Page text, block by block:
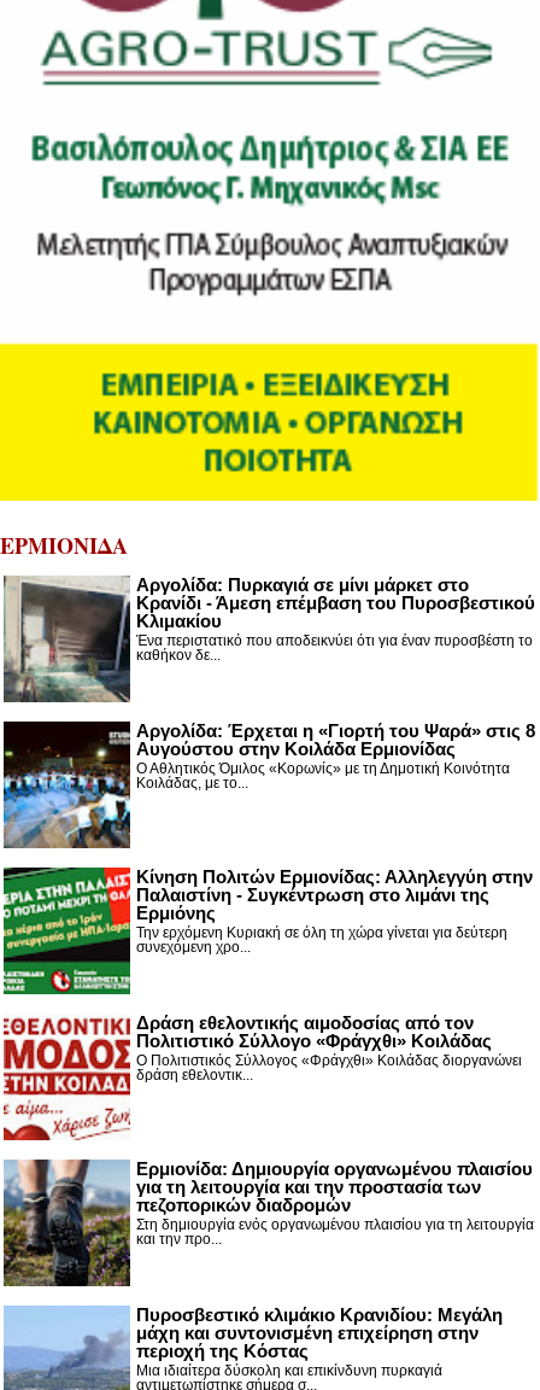
ΕΡΜΙΟΝΙΔΑ
Αργολίδα: Πυρκαγιά σε μίνι μάρκετ στο
Κρανίδι - Άμεση επέμβαση του Πυροσβεστικού
Κλιμακίου
Ένα περιστατικό που αποδεικνύει ότι για έναν πυροσβέστη το
καθήκον δε...
Αργολίδα: Έρχεται η «Γιορτή του Ψαρά» στις 8
Αυγούστου στην Κοιλάδα Ερμιονίδας
Ο Αθλητικός Όμιλος «Κορωνίς» με τη Δημοτική Κοινότητα
Κοιλάδας, με το...
Κίνηση Πολιτών Ερμιονίδας: Αλληλεγγύη στην
Παλαιστίνη - Συγκέντρωση στο λιμάνι της
Ερμιόνης
Την ερχόμενη Κυριακή σε όλη τη χώρα γίνεται για δεύτερη
συνεχόμενη χρο...
Δράση εθελοντικής αιμοδοσίας από τον
Πολιτιστικό Σύλλογο «Φράγχθι» Κοιλάδας
Ο Πολιτιστικός Σύλλογος «Φράγχθι» Κοιλάδας διοργανώνει
δράση εθελοντικ...
Ερμιονίδα: Δημιουργία οργανωμένου πλαισίου
για τη λειτουργία και την προστασία των
πεζοπορικών διαδρομών
Στη δημιουργία ενός οργανωμένου πλαισίου για τη λειτουργία
και την προ...
Πυροσβεστικό κλιμάκιο Κρανιδίου: Μεγάλη
μάχη και συντονισμένη επιχείρηση στην
περιοχή της Κόστας
Μια ιδιαίτερα δύσκολη και επικίνδυνη πυρκαγιά
αντιμετωπίστηκε σήμερα σ...